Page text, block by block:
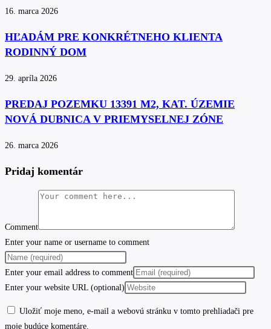
16. marca 2026
HĽADÁM PRE KONKRÉTNEHO KLIENTA
RODINNÝ DOM
29. apríla 2026
PREDAJ POZEMKU 13391 M2, KAT. ÚZEMIE
NOVÁ DUBNICA V PRIEMYSELNEJ ZÓNE
26. marca 2026
Pridaj komentár
Comment
Enter your name or username to comment
Enter your email address to comment
Enter your website URL (optional)
Uložiť moje meno, e-mail a webovú stránku v tomto prehliadači pre
moje budúce komentáre.